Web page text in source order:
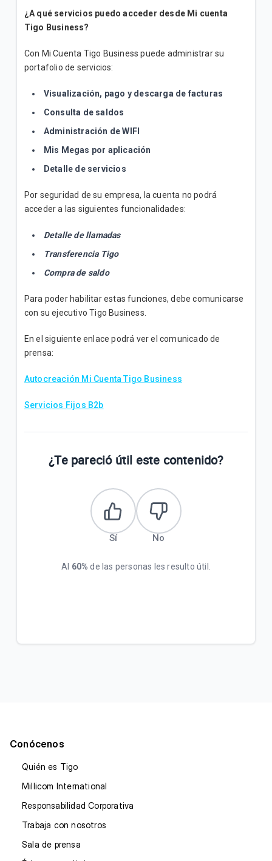
¿A qué servicios puedo acceder desde Mi cuenta
Tigo Business?
Con Mi Cuenta Tigo Business puede administrar su
portafolio de servicios:
Visualización, pago y descarga de facturas
Consulta de saldos
Administración de WIFI
Mis Megas por aplicación
Detalle de servicios
Por seguridad de su empresa, la cuenta no podrá
acceder a las siguientes funcionalidades:
Detalle de llamadas
Transferencia Tigo
Compra de saldo
Para poder habilitar estas funciones, debe comunicarse
con su ejecutivo Tigo Business.
En el siguiente enlace podrá ver el comunicado de
prensa:
Autocreación Mi Cuenta Tigo Business
Servicios Fijos B2b
¿Te pareció útil este contenido?
Sí No
Al 60% de las personas les resulto útil.
Conócenos
Quién es Tigo
Millicom International
Responsabilidad Corporativa
Trabaja con nosotros
Sala de prensa